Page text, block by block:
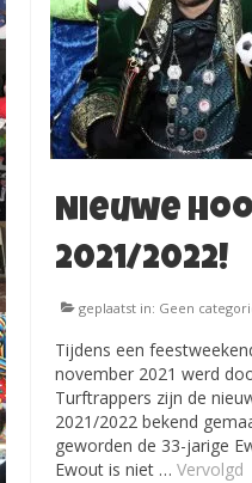
Nieuwe
2021/2022!
geplaatst in: Geen
Tijdens een
november 2021 werd
Turftrappers zijn de
2021/2022 bekend
geworden de 33-jarige
Ewout is niet … Vervolgd